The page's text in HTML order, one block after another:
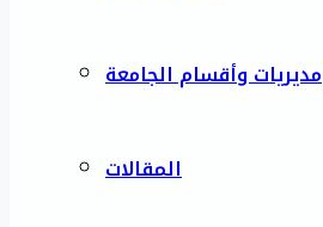
مديريات وأقسام الجامعة
المقالات